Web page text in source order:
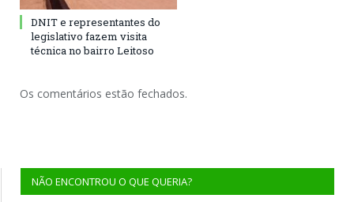
DNIT e representantes do
legislativo fazem visita
técnica no bairro Leitoso
Os comentários estão fechados.
NÃO ENCONTROU O QUE QUERIA?